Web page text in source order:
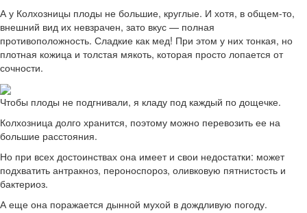
А у Колхозницы плоды не большие, круглые. И хотя, в общем-то,
внешний вид их невзрачен, зато вкус — полная
противоположность. Сладкие как мед! При этом у них тонкая, но
плотная кожица и толстая мякоть, которая просто лопается от
сочности.
Чтобы плоды не подгнивали, я кладу под каждый по дощечке.
Колхозница долго хранится, поэтому можно перевозить ее на
большие расстояния.
Но при всех достоинствах она имеет и свои недостатки: может
подхватить антракноз, пероноспороз, оливковую пятнистость и
бактериоз.
А еще она поражается дынной мухой в дождливую погоду.